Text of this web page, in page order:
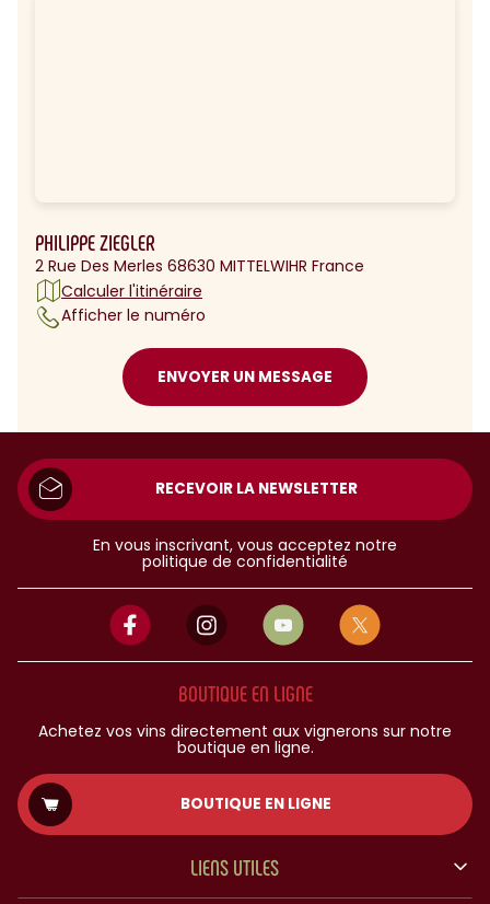
PHILIPPE ZIEGLER
2 Rue Des Merles 68630 MITTELWIHR France
Calculer l'itinéraire
Afficher le numéro
ENVOYER UN MESSAGE
RECEVOIR LA NEWSLETTER
En vous inscrivant, vous acceptez notre
politique de confidentialité
BOUTIQUE EN LIGNE
Achetez vos vins directement aux vignerons sur notre
boutique en ligne.
BOUTIQUE EN LIGNE
LIENS UTILES